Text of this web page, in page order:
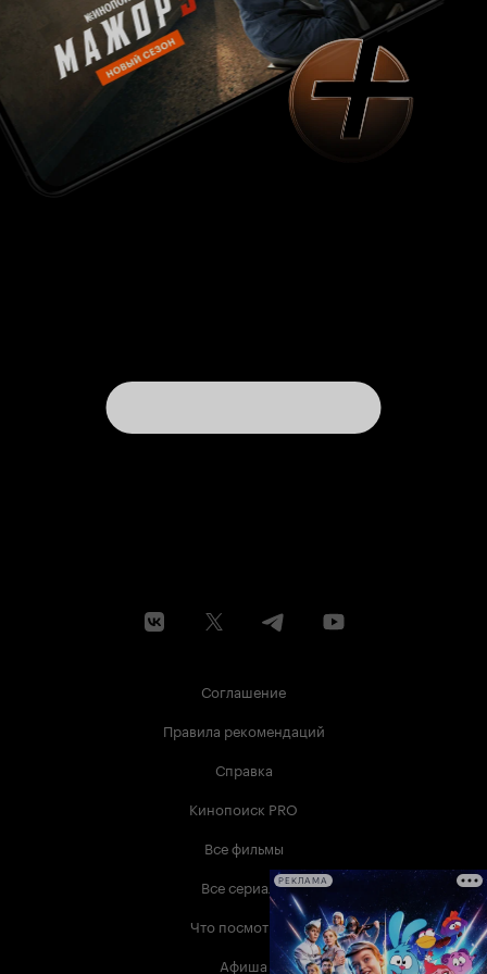
Соглашение
Правила рекомендаций
Справка
Кинопоиск PRO
Все фильмы
Все сериалы
Что посмотреть
Афиша
РЕКЛАМА